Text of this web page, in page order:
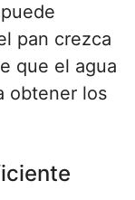
pan crezca
que el agua
obtener los